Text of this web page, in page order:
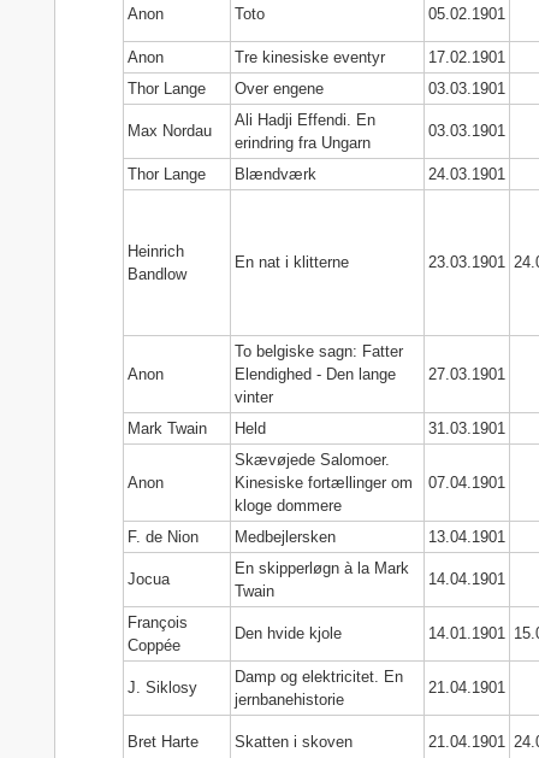
Anon Toto 05.02.1901
Anon Tre kinesiske eventyr
17.02.1901
Thor Lange
Over engene 03.03.1901
Max Nordau
Ali Hadji Effendi. En
erindring fra Ungarn
03.03.1901
Thor Lange Blændværk 24.03.1901
Heinrich
Bandlow
En nat i klitterne 23.03.1901
Anon
To belgiske sagn: Fatter
Elendighed - Den lange
vinter
27.03.1901
Mark Twain Held 31.03.1901
Anon
Skævøjede Salomoer.
Kinesiske fortællinger om
kloge dommere
07.04.1901
F. de Nion Medbejlersken 13.04.1901
Jocua
En skipperløgn à la Mark
Twain
14.04.1901
François
Coppée
Den hvide kjole 14.01.1901
J. Siklosy
Damp og elektricitet. En
jernbanehistorie
21.04.1901
Bret Harte Skatten i skoven 21.04.1901